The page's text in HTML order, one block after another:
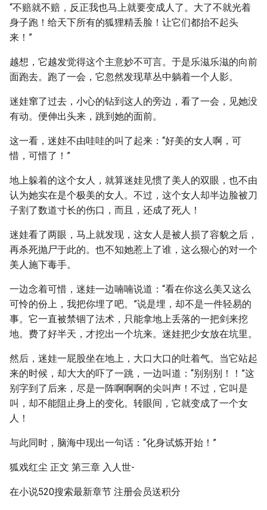
“不赔就不赔，反正我也马上就要变成人了。大了不就光着
身子跑！给天下所有的狐狸精丢脸！让它们都抬不起头
来！”
越想，它越发觉得这个主意妙不可言。于是乐滋乐滋的向前
面跑去。跑了一会，它忽然发现草丛中躺着一个人影。
迷娃窜了过去，小心的钻到这人的旁边，看了一会，见她没
有动。便伸出头来，跳到她的面前。
这一看，迷娃不由哇哇的叫了起来：“好美的女人啊，可
惜，可惜了！”
地上躲着的这个女人，就算迷娃见惯了美人的双眼，也不由
认为她实在是个极美的女人。不过，这个女人却半边脸被刀
子割了数道寸长的伤口，而且，还成了死人！
迷娃看了两眼，马上就发现，这女人是被人损了容貌之后，
再杀死抛尸于此的。也不知她惹上了谁，这么狠心的对一个
美人施下毒手。
一边念着可惜，迷娃一边喃喃说道：“看在你这么美又这么
可怜的份上，我把你埋了吧。”说是埋，却不是一件轻易的
事。它一直被禁锢了法术，只能拿地上丢落的一把剑来挖
地。费了好半天，才挖出一个坑来。迷娃把少女放在坑里。
然后，迷娃一屁股坐在地上，大口大口的吐着气。当它站起
来的时候，却大大的吓了一跳，一边叫道：“别别别！！”这
别字到了后来，尽是一阵啊啊啊的尖叫声！不过，它叫是
叫，却不能阻止身上的变化。转眼间，它就变成了一个女
人！
与此同时，脑海中现出一句话：“化身试炼开始！”
狐戏红尘 正文 第三章 入人世-
在小说520搜索最新章节 注册会员送积分